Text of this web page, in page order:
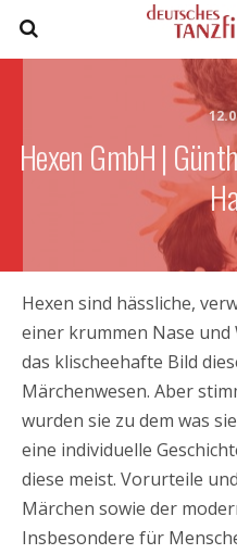
Hexen GmbH |
Hexen sind hässliche,
einer krummen Nase und
das klischeehafte Bild
Märchenwesen. Aber
wurden sie zu dem was
eine individuelle
diese meist. Vorurteile
Märchen sowie der
Insbesondere für